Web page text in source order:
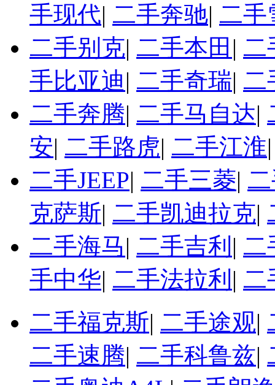
手现代| 二手奔驰| 二手
二手别克| 二手本田 | 二
手比亚迪| 二手奇瑞| 二
二手奔腾| 二手马自达|
安| 二手路虎| 二手江淮
二手JEEP| 二手三菱|
克萨斯| 二手凯迪拉克|
二手海马| 二手吉利 | 二
手中华| 二手法拉利 | 二
二手福克斯| 二手途观|
二手速腾| 二手科鲁兹|